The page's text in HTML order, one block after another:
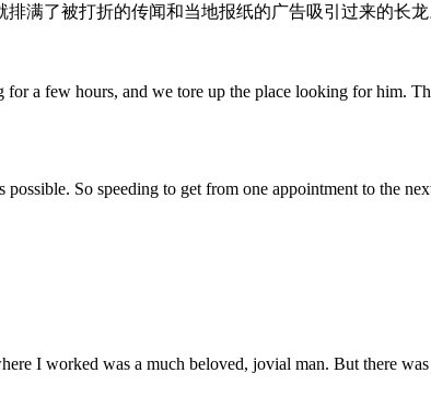
满了被打折的传闻和当地报纸的广告吸引过来的长
a few hours, and we tore up the place looking for him.
possible. So speeding to get from one appointment to the
I worked was a much beloved, jovial man. But there